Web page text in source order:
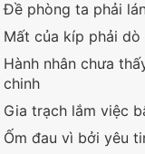
Đề phòng ta phải
Mất của kíp phải dò
Hành nhân chưa
chinh
Gia trạch lắm việc
Ốm đau vì bởi yêu